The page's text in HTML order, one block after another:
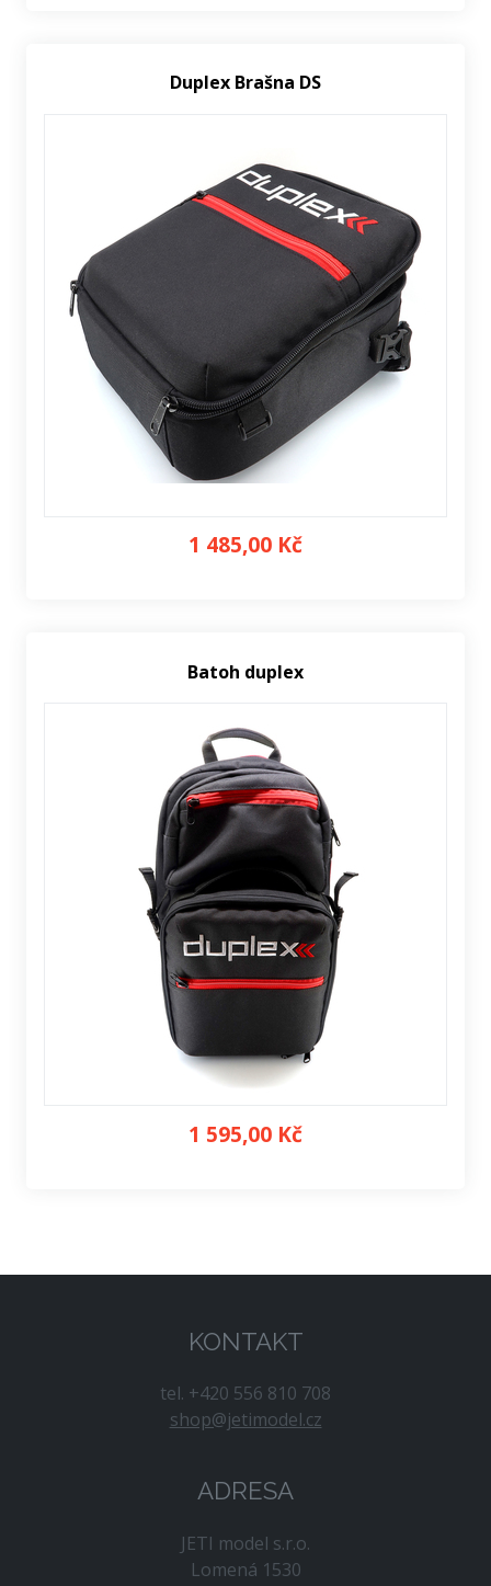
Duplex Brašna DS
1 485,00 Kč
Batoh duplex
1 595,00 Kč
KONTAKT
tel. +420 556 810 708
shop@jetimodel.cz
ADRESA
JETI model s.r.o.
Lomená 1530